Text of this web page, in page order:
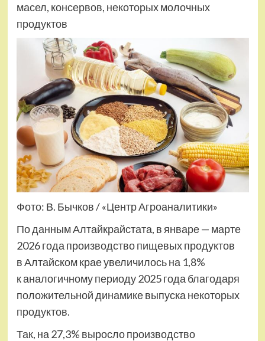
масел, консервов, некоторых молочных
продуктов
Фото: В. Бычков / «Центр Агроаналитики»
По данным Алтайкрайстата, в январе — марте
2026 года производство пищевых продуктов
в Алтайском крае увеличилось на 1,8%
к аналогичному периоду 2025 года благодаря
положительной динамике выпуска некоторых
продуктов.
Так, на 27,3% выросло производство